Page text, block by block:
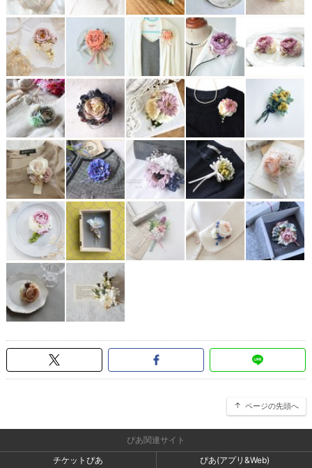
ページの先頭へ
ぴあ関連サイト
チケットぴあ
ぴあ(アプリ&Web)